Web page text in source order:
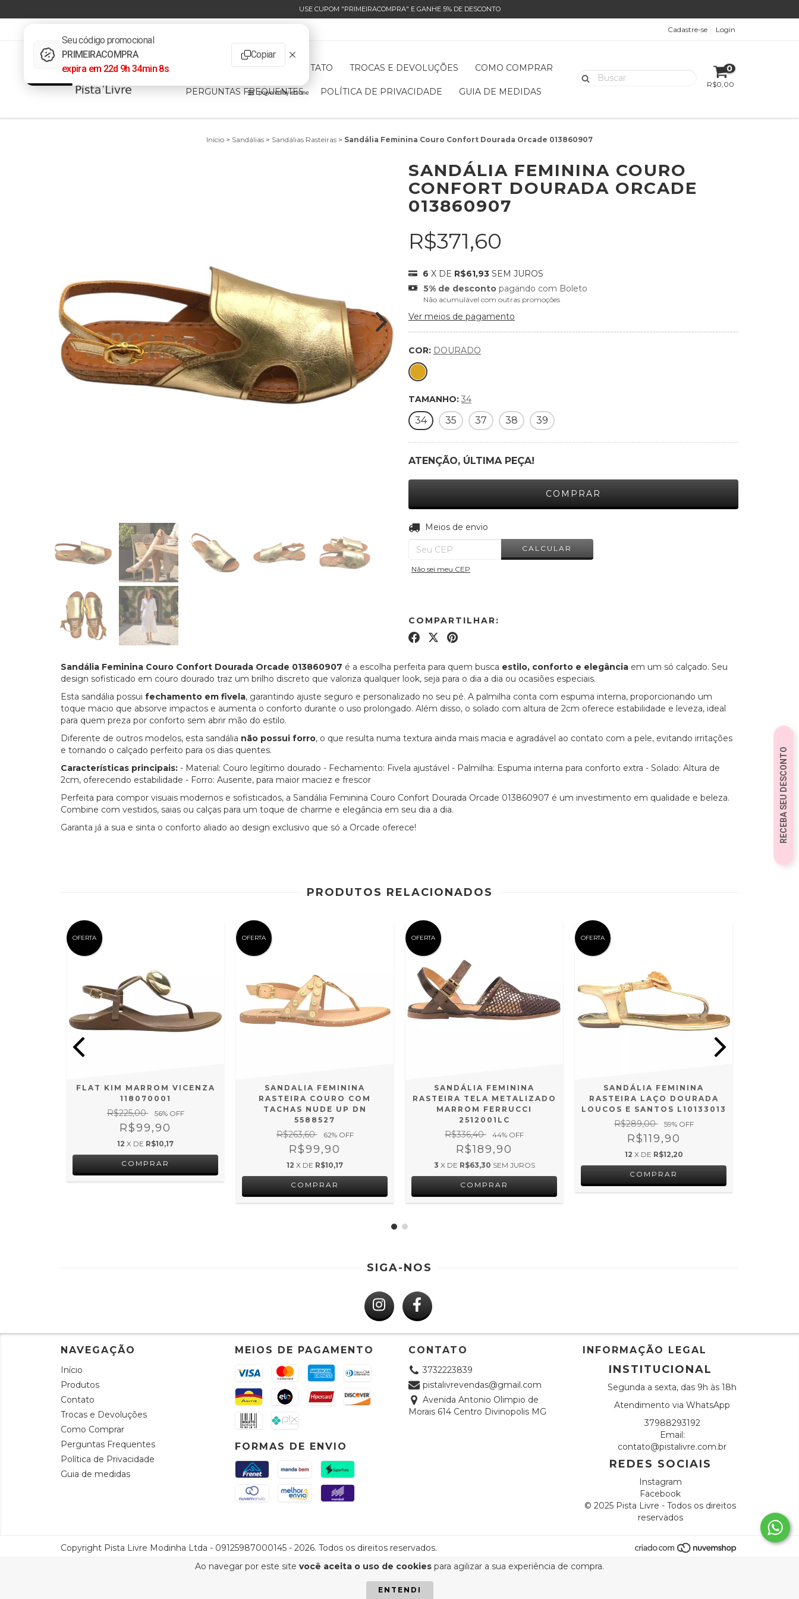
Ao navegar por este site você aceita o uso de cookies para agilizar a sua experiência de compra.
ENTENDI
USE CUPOM "PRIMEIRACOMPRA" E GANHE 5% DE DESCONTO
Cadastre-se Login
PRODUTOS CONTATO TROCAS E DEVOLUÇÕES COMO COMPRAR
PERGUNTAS FREQUENTES POLÍTICA DE PRIVACIDADE GUIA DE MEDIDAS
0
R$0,00
Início > Sandálias > Sandálias Rasteiras > Sandália Feminina Couro Confort Dourada Orcade 013860907
SANDÁLIA FEMININA COURO
CONFORT DOURADA ORCADE
013860907
R$371,60
6 X DE R$61,93 SEM JUROS
5% de desconto pagando com Boleto
Não acumulável com outras promoções
Ver meios de pagamento
COR: DOURADO
TAMANHO: 34
34 35 37 38 39
ATENÇÃO, ÚLTIMA PEÇA!
Entregas para o CEP:
Meios de envio
CALCULAR
Não sei meu CEP
COMPARTILHAR:
Sandália Feminina Couro Confort Dourada Orcade 013860907 é a escolha perfeita para quem busca estilo, conforto e elegância em um só calçado. Seu
design sofisticado em couro dourado traz um brilho discreto que valoriza qualquer look, seja para o dia a dia ou ocasiões especiais.
Esta sandália possui fechamento em fivela, garantindo ajuste seguro e personalizado no seu pé. A palmilha conta com espuma interna, proporcionando um
toque macio que absorve impactos e aumenta o conforto durante o uso prolongado. Além disso, o solado com altura de 2cm oferece estabilidade e leveza, ideal
para quem preza por conforto sem abrir mão do estilo.
Diferente de outros modelos, esta sandália não possui forro, o que resulta numa textura ainda mais macia e agradável ao contato com a pele, evitando irritações
e tornando o calçado perfeito para os dias quentes.
Características principais: - Material: Couro legítimo dourado - Fechamento: Fivela ajustável - Palmilha: Espuma interna para conforto extra - Solado: Altura de
2cm, oferecendo estabilidade - Forro: Ausente, para maior maciez e frescor
Perfeita para compor visuais modernos e sofisticados, a Sandália Feminina Couro Confort Dourada Orcade 013860907 é um investimento em qualidade e beleza.
Combine com vestidos, saias ou calças para um toque de charme e elegância em seu dia a dia.
Garanta já a sua e sinta o conforto aliado ao design exclusivo que só a Orcade oferece!
PRODUTOS RELACIONADOS
OFERTA
FLAT KIM MARROM VICENZA
118070001
R$225,00 56% OFF
R$99,90
12 X DE R$10,17
COMPRAR
OFERTA
SANDALIA FEMININA
RASTEIRA COURO COM
TACHAS NUDE UP DN
5588527
R$263,60 62% OFF
R$99,90
12 X DE R$10,17
COMPRAR
OFERTA
SANDÁLIA FEMININA
RASTEIRA TELA METALIZADO
MARROM FERRUCCI
2512001LC
R$336,40 44% OFF
R$189,90
3 X DE R$63,30 SEM JUROS
COMPRAR
OFERTA
SANDÁLIA FEMININA
RASTEIRA LAÇO DOURADA
LOUCOS E SANTOS L10133013
R$289,00 59% OFF
R$119,90
12 X DE R$12,20
COMPRAR
SIGA-NOS
NAVEGAÇÃO
Início
Produtos
Contato
Trocas e Devoluções
Como Comprar
Perguntas Frequentes
Política de Privacidade
Guia de medidas
MEIOS DE PAGAMENTO
FORMAS DE ENVIO
CONTATO
3732223839
pistalivrevendas@gmail.com
Avenida Antonio Olimpio de
Morais 614 Centro Divinopolis MG
INFORMAÇÃO LEGAL
INSTITUCIONAL
Segunda a sexta, das 9h às 18h
Atendimento via WhatsApp
37988293192
Email:
contato@pistalivre.com.br
REDES SOCIAIS
Instagram
Facebook
© 2025 Pista Livre - Todos os direitos
reservados
Copyright Pista Livre Modinha Ltda - 09125987000145 - 2026. Todos os direitos reservados.